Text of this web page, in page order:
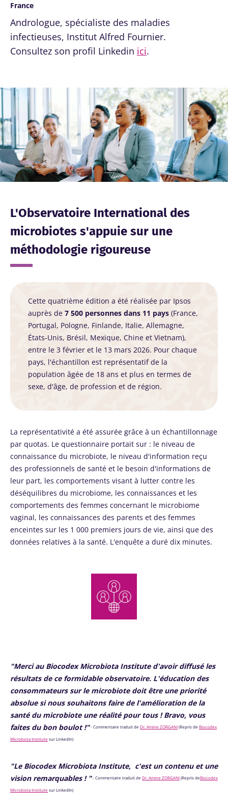
France
Andrologue, spécialiste des maladies
infectieuses, Institut Alfred Fournier.
Consultez son profil Linkedin ici.
Image
L'Observatoire International des
microbiotes s'appuie sur une
méthodologie rigoureuse
Cette quatrième édition a été réalisée par Ipsos
auprès de 7 500 personnes dans 11 pays (France,
Portugal, Pologne, Finlande, Italie, Allemagne,
États-Unis, Brésil, Mexique, Chine et Vietnam),
entre le 3 février et le 13 mars 2026. Pour chaque
pays, l'échantillon est représentatif de la
population âgée de 18 ans et plus en termes de
sexe, d'âge, de profession et de région.
La représentativité a été assurée grâce à un échantillonnage
par quotas. Le questionnaire portait sur : le niveau de
connaissance du microbiote, le niveau d'information reçu
des professionnels de santé et le besoin d'informations de
leur part, les comportements visant à lutter contre les
déséquilibres du microbiome, les connaissances et les
comportements des femmes concernant le microbiome
vaginal, les connaissances des parents et des femmes
enceintes sur les 1 000 premiers jours de vie, ainsi que des
données relatives à la santé. L'enquête a duré dix minutes.
"Merci au Biocodex Microbiota Institute d'avoir diffusé les
résultats de ce formidable observatoire. L'éducation des
consommateurs sur le microbiote doit être une priorité
absolue si nous souhaitons faire de l'amélioration de la
santé du microbiote une réalité pour tous ! Bravo, vous
faites du bon boulot !"- Commentaire traduit de Dr. Amine ZORGANI (Repris de Biocodex
Microbiota Institute sur LinkedIn)
"Le Biocodex Microbiota Institute, c'est un contenu et une
vision remarquables ! " - Commentaire traduit de Dr. Amine ZORGANI (Repris deBiocodex
Microbiota Institute sur LinkedIn)